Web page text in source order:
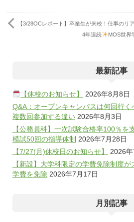
【3/28OCレポート】卒業生が来校！仕事のリ
4年連続
MOS世界
最新記事
【休校のお知らせ】
2026年8月8日
Q&A：オープンキャンパスは何回行く
複数回参加する違い 2026年8月3日
【公務員科】一次試験合格率100％を
模試50回の指導体制 2026年7月28日
【7/27(月)休校日のお知らせ】
2026
【新設】大学科限定の学費免除制度
学費を免除 2026年7月17日
月別記事